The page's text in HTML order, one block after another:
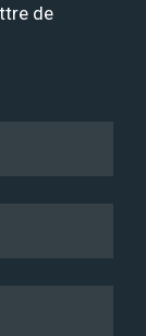
de